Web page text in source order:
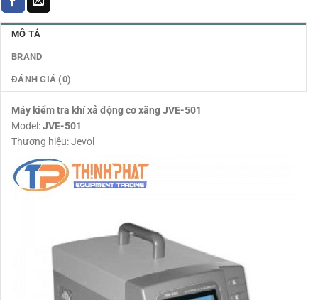
MÔ TẢ
BRAND
ĐÁNH GIÁ (0)
Máy kiểm tra khí xả động cơ xăng JVE-501
Model:JVE-501
Thương hiệu: Jevol